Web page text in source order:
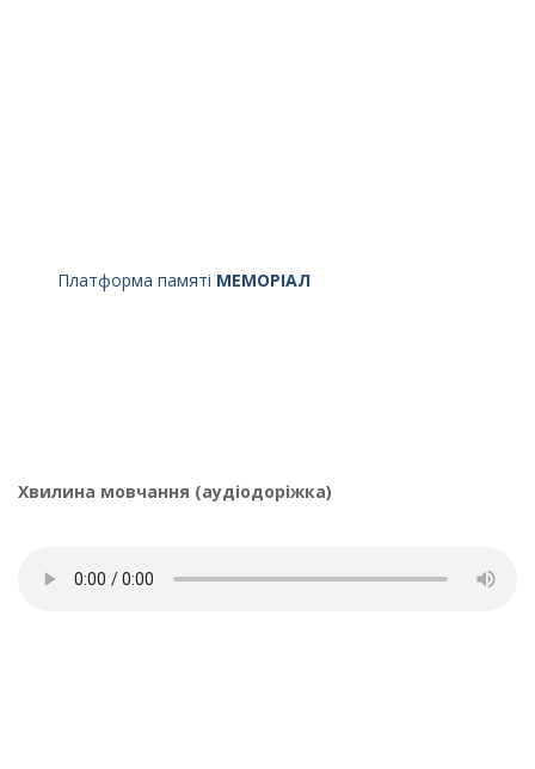
Платформа памяті МЕМОРІАЛ
Хвилина мовчання (аудіодоріжка)